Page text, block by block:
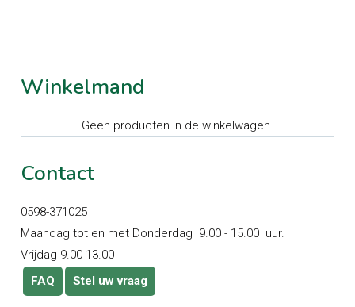
Winkelmand
Geen producten in de winkelwagen.
Contact
0598-371025
Maandag tot en met Donderdag 9.00 - 15.00 uur.
Vrijdag 9.00-13.00
FAQ
Stel uw vraag